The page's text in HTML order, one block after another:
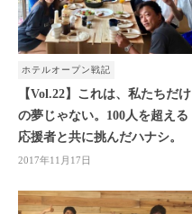
ホテルオープン戦記
【Vol.22】これは、私たちだけ
の夢じゃない。100人を超える
応援者と共に挑んだハナシ。
2017年11月17日